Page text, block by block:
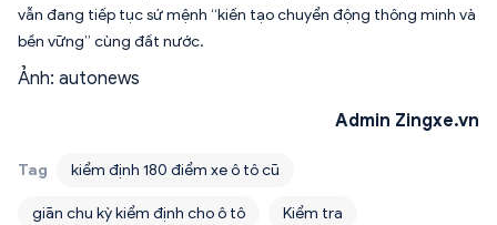
vẫn đang tiếp tục sứ mệnh “kiến tạo chuyển động thông minh và
bền vững” cùng đất nước.
Ảnh: autonews
Admin Zingxe.vn
Tag kiểm định 180 điểm xe ô tô cũ
giãn chu kỳ kiểm định cho ô tô Kiểm tra